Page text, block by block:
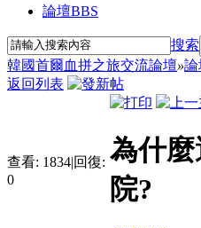
論壇BBS
搜索
韓國首爾血拼之旅交流論壇»論
返回列表
查看: 1834|回復:
0
為什
院?